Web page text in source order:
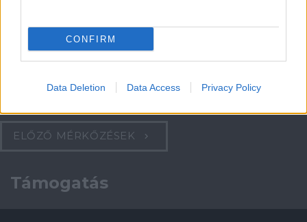
CONFIRM
Data Deletion Data Access Privacy Policy
0 nap 23 óra 7 perc 44 másodperc
ELŐZŐ MÉRKŐZÉSEK
Támogatás